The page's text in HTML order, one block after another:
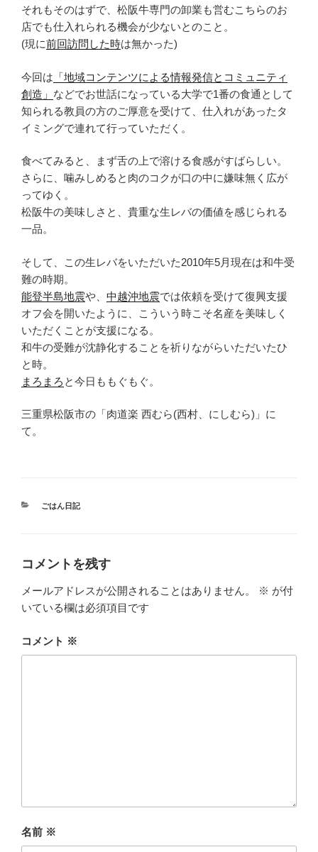
それもそのはずで、松阪牛専門の卸業も営むこちらのお
店でも仕入れられる機会が少ないとのこと。
(現に前回訪問した時は無かった)
今回は 「地域コンテンツによる情報発信とコミュニティ
創造」 などでお世話になっている大学で1番の食通として
知られる教員の方のご厚意を受けて、仕入れがあったタ
イミングで連れて行っていただく。
食べてみると、まず舌の上で溶ける食感がすばらしい。
さらに、噛みしめると肉のコクが口の中に嫌味無く広が
ってゆく。
松阪牛の美味しさと、貴重な生レバの価値を感じられる
一品。
そして、この生レバをいただいた2010年5月現在は和牛受
難の時期。
能登半島地震や、 中越沖地震では依頼を受けて復興支援
オフ会を開いたように、こういう時こそ名産を美味しく
いただくことが支援になる。
和牛の受難が沈静化することを祈りながらいただいたひ
と時。
まろまろ と今日ももぐもぐ。
三重県松阪市の「肉道楽 西むら(西村、にしむら)」に
て。
カ
ごはん日記
コメントを残す
メールアドレスが公開されることはありません。 ※ が付
いている欄は必須項目です
コメント ※
名前 ※